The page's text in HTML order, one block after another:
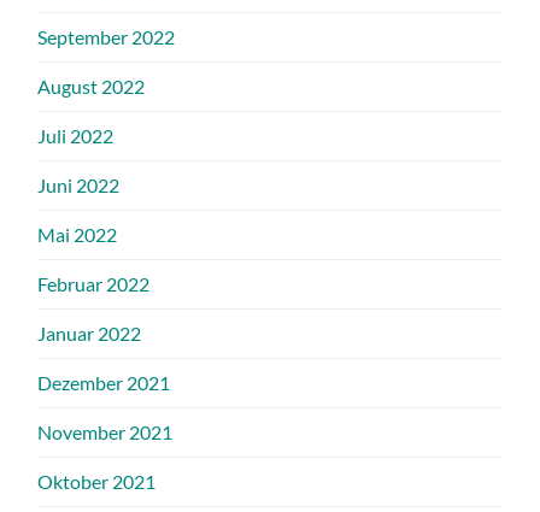
September 2022
August 2022
Juli 2022
Juni 2022
Mai 2022
Februar 2022
Januar 2022
Dezember 2021
November 2021
Oktober 2021